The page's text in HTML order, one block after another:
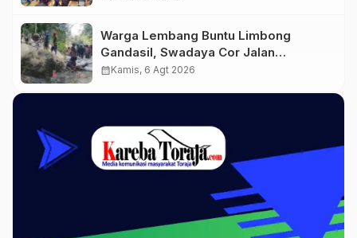
Warga Lembang Buntu Limbong
Gandasil, Swadaya Cor Jalan
Sepanjang 500 Meter
calendar_monthKamis, 6 Agt 2026